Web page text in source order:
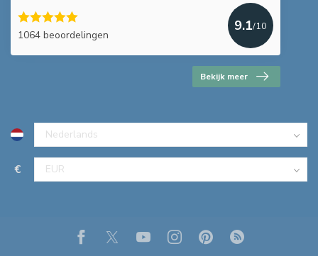
1064 beoordelingen
9.1/10
Bekijk meer
€